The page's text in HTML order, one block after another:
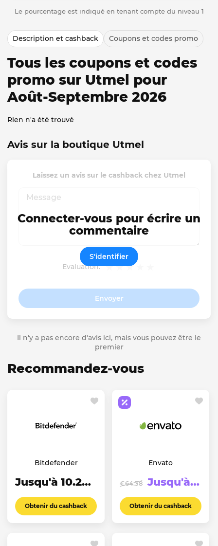
Le pourcentage est indiqué en tenant compte du niveau 1
Description et cashback Coupons et codes promo
Tous les coupons et codes
promo sur Utmel pour
Août-Septembre 2026
Rien n'a été trouvé
Avis sur la boutique Utmel
Laissez un avis sur le cashback chez Utmel
Evaluation:
Envoyer
Connecter-vous pour écrire un
commentaire
S'identifier
Il n'y a pas encore d'avis ici, mais vous pouvez être le
premier
Recommandez-vous
Bitdefender
Jusqu'à 10.23%
Obtenir du cashback
Envato
€64.38 Jusqu'à €123.94
Obtenir du cashback